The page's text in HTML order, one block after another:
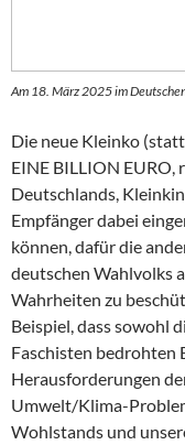
Am 18. März 2025 im
Die neue Kleinko
EINE BILLION
Deutschlands,
Empfänger dabei
können, dafür die
deutschen Wahlvolks
Wahrheiten zu
Beispiel, dass sowohl
Faschisten bedrohten
Herausforderungen
Umwelt/Klima-
Wohlstands und